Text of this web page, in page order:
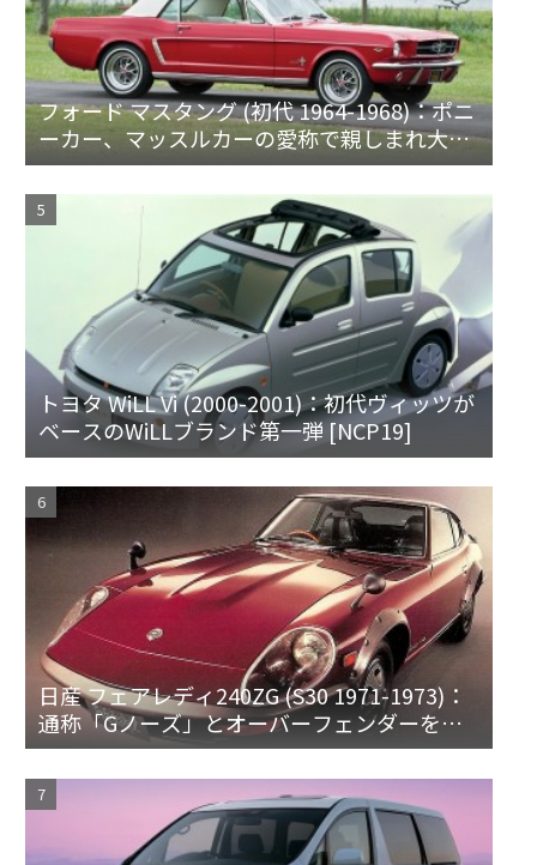
フォード マスタング (初代 1964-1968)：ポニ
ーカー、マッスルカーの愛称で親しまれ大ヒ
ット
トヨタ WiLL Vi (2000-2001)：初代ヴィッツが
ベースのWiLLブランド第一弾 [NCP19]
日産 フェアレディ240ZG (S30 1971-1973)：
通称「Gノーズ」とオーバーフェンダーを装
備した特別なZ